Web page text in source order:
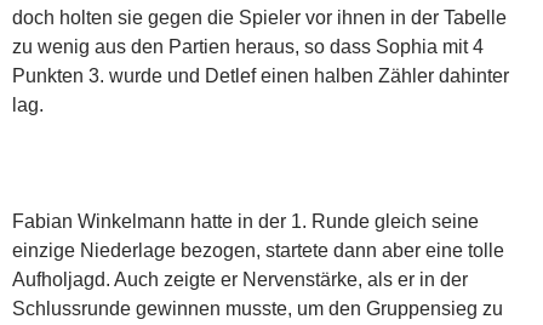
doch holten sie gegen die Spieler vor ihnen in der Tabelle
zu wenig aus den Partien heraus, so dass Sophia mit 4
Punkten 3. wurde und Detlef einen halben Zähler dahinter
lag.
Fabian Winkelmann hatte in der 1. Runde gleich seine
einzige Niederlage bezogen, startete dann aber eine tolle
Aufholjagd. Auch zeigte er Nervenstärke, als er in der
Schlussrunde gewinnen musste, um den Gruppensieg zu